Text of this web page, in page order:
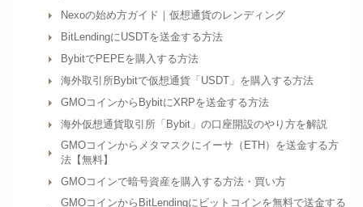
Nexoの始め方ガイド｜仮想通貨のレンディング
BitLendingにUSDTを送金する方法
BybitでPEPEを購入する方法
海外取引所Bybitで仮想通貨「USDT」を購入する方法
GMOコインからBybitにXRPを送金する方法
海外仮想通貨取引所「Bybit」の口座開設のやり方を解説
GMOコインからメタマスクにイーサ（ETH）を送金する方
法【無料】
GMOコインで暗号資産を購入する方法・買い方
GMOコインからBitLendingにビットコインを無料で送金する